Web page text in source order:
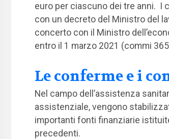
euro per ciascuno dei tre anni. I
con un decreto del Ministro del
concerto con il Ministro
entro il 1 marzo 2021 (commi
Le conferme e i
Nel campo dell’assistenza
assistenziale, vengono
importanti fonti finanziarie
precedenti.